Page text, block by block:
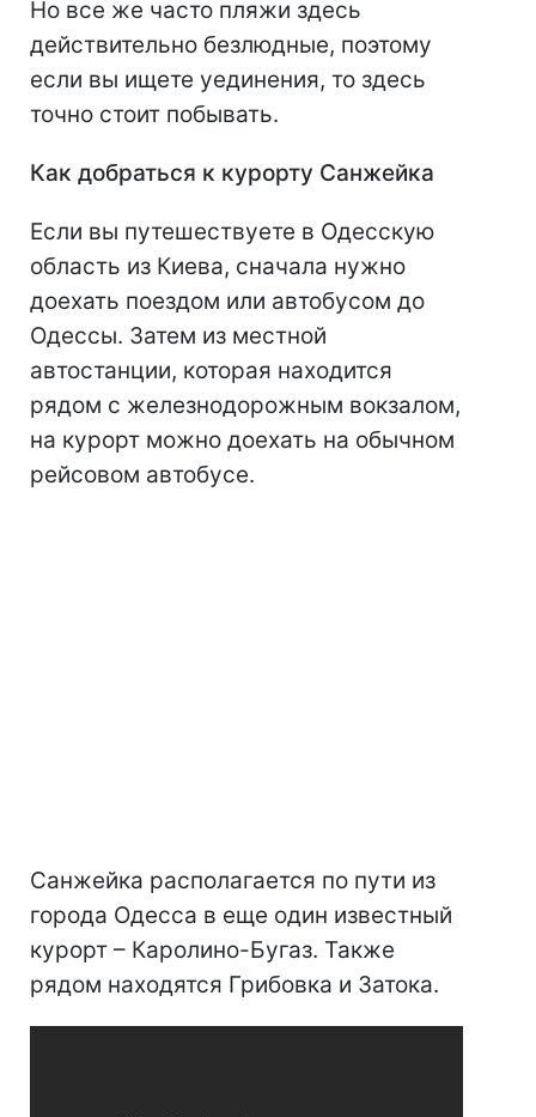
Но все же часто пляжи здесь
действительно безлюдные, поэтому
если вы ищете уединения, то здесь
точно стоит побывать.
Как добраться к курорту Санжейка
Если вы путешествуете в Одесскую
область из Киева, сначала нужно
доехать поездом или автобусом до
Одессы. Затем из местной
автостанции, которая находится
рядом с железнодорожным вокзалом,
на курорт можно доехать на обычном
рейсовом автобусе.
Санжейка располагается по пути из
города Одесса в еще один известный
курорт – Каролино-Бугаз. Также
рядом находятся Грибовка и Затока.